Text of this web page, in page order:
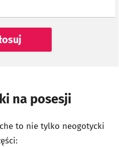
na posesji
to nie tylko neogotycki